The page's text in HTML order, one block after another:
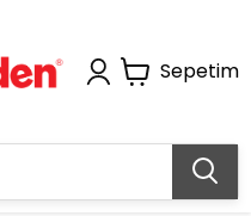
Sepetim